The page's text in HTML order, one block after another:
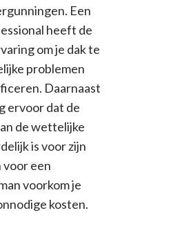
Een
heeft de
om je dak te
problemen
Daarnaast
ervoor dat de
de wettelijke
is voor zijn
een
voorkom je
kosten.